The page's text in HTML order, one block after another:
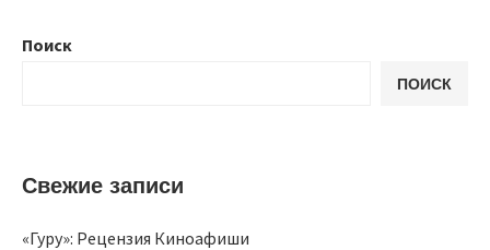
Поиск
ПОИСК
Свежие записи
«Гуру»: Рецензия Киноафиши